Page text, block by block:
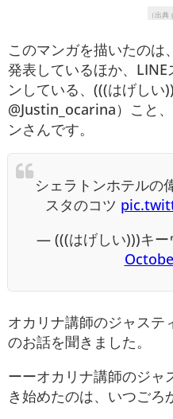
（出典
このマンガを描いたの
発表しているほか、
ンしている、(((はげしい
@Justin_ocarina）こと
ンさんです。
シェラトンホテルの
スタのコツ
— (((はげしい)))キー
オカリナ講師のジャステ
のお話を聞きました。
ーーオカリナ講師のジャ
き始めたのは、いつごろ